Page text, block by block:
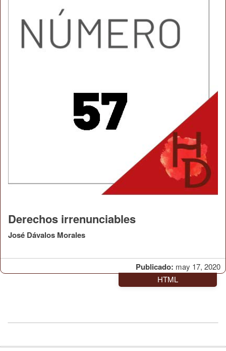
Publicado: may 17, 2020
Derechos irrenunciables
José Dávalos Morales
HTML